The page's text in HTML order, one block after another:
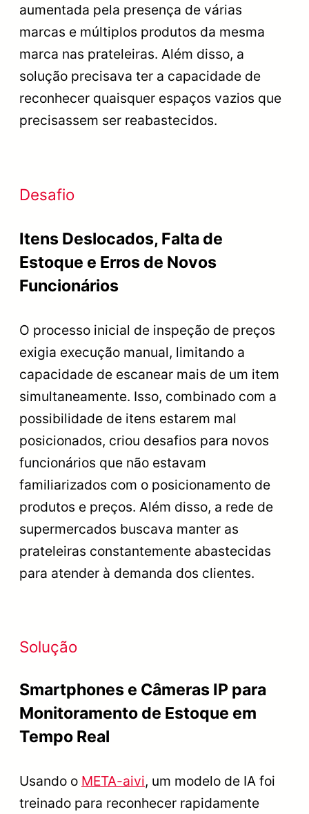
aumentada pela presença de várias
marcas e múltiplos produtos da mesma
marca nas prateleiras. Além disso, a
solução precisava ter a capacidade de
reconhecer quaisquer espaços vazios que
precisassem ser reabastecidos.
Desafio
Itens Deslocados, Falta de
Estoque e Erros de Novos
Funcionários
O processo inicial de inspeção de preços
exigia execução manual, limitando a
capacidade de escanear mais de um item
simultaneamente. Isso, combinado com a
possibilidade de itens estarem mal
posicionados, criou desafios para novos
funcionários que não estavam
familiarizados com o posicionamento de
produtos e preços. Além disso, a rede de
supermercados buscava manter as
prateleiras constantemente abastecidas
para atender à demanda dos clientes.
Solução
Smartphones e Câmeras IP para
Monitoramento de Estoque em
Tempo Real
Usando o META-aivi, um modelo de IA foi
treinado para reconhecer rapidamente